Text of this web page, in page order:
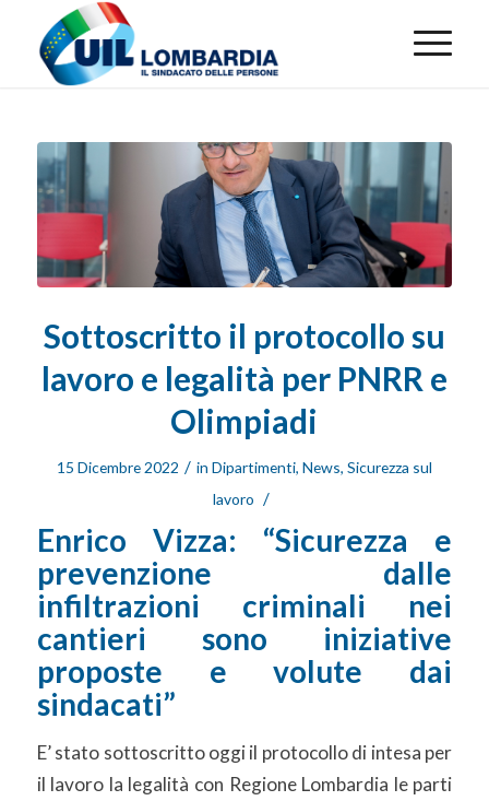
Sottoscritto il protocollo su
lavoro e legalità per PNRR e
Olimpiadi
15 Dicembre 2022 / in Dipartimenti, News, Sicurezza sul
lavoro /
Enrico Vizza: “Sicurezza e
prevenzione dalle
infiltrazioni criminali nei
cantieri sono iniziative
proposte e volute dai
sindacati”
E’ stato sottoscritto oggi il protocollo di intesa per
il lavoro la legalità con Regione Lombardia le parti